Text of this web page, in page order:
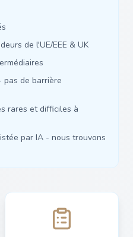
de l'UE/EEE & UK
pas de barrière
rares et difficiles à
par IA - nous trouvons